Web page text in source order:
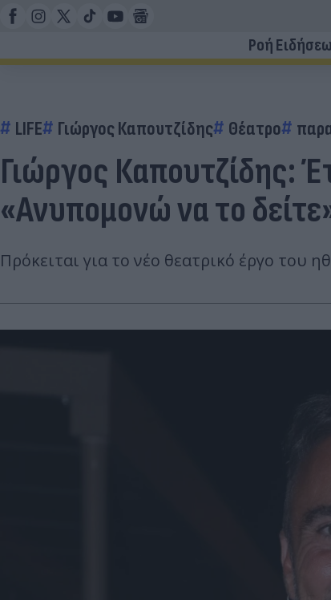
Ροή
LIFE Γιώργος Καπουτζίδης Θέατρο
Γιώργος Καπουτζίδης:
«Ανυπομονώ να το
Πρόκειται για το νέο θεατρικό έργο του